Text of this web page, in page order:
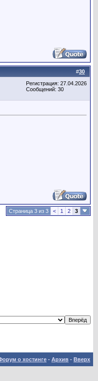
#30
Регистрация: 27.04.2026
Сообщений: 30
Страница 3 из 3 < 1 2 3
о хостинге - Архив - Вверх